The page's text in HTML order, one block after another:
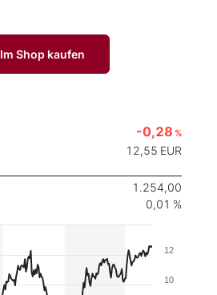
Im Shop kaufen
-0,28 %
12,55 EUR
1.254,00
0,01 %
10
12